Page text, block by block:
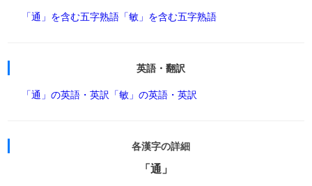
「通」を含む五字熟語 「敏」を含む五字熟語
英語・翻訳
「通」の英語・英訳 「敏」の英語・英訳
各漢字の詳細
「通」